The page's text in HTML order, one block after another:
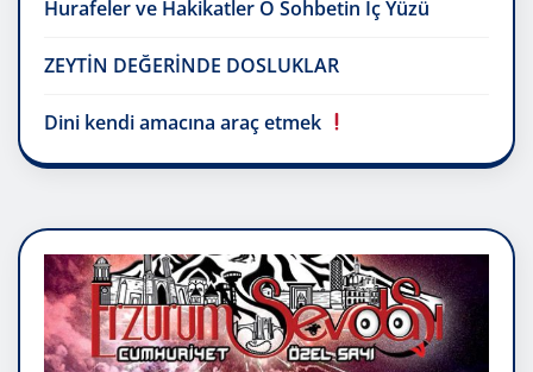
Hurafeler ve Hakikatler O Sohbetin İç Yüzü
ZEYTİN DEĞERİNDE DOSLUKLAR
Dini kendi amacına araç etmek